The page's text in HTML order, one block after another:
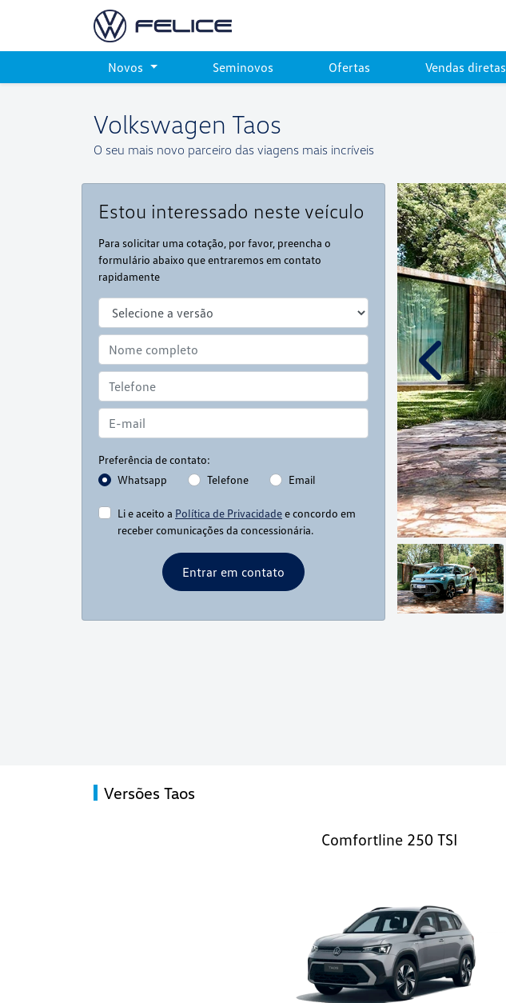
Novos Seminovos Ofertas Vendas diretas
Volkswagen Taos
O seu mais novo parceiro das viagens mais incríveis
Estou interessado neste veículo
Para solicitar uma cotação, por favor, preencha o
formulário abaixo que entraremos em contato
rapidamente
Preferência de contato:
Whatsapp
Telefone Email
Li e aceito a Política de Privacidadee concordo em
receber comunicações da concessionária.
Entrar em contato
Anterior
Versões Taos
Comfortline 250 TSI